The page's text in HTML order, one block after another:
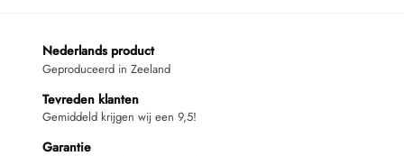
Nederlands product
Geproduceerd in Zeeland
Tevreden klanten
Gemiddeld krijgen wij een 9,5!
Garantie